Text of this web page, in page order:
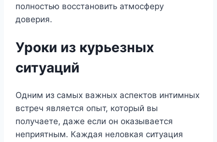
полностью восстановить атмосферу
доверия.
Уроки из курьезных
ситуаций
Одним из самых важных аспектов интимных
встреч является опыт, который вы
получаете, даже если он оказывается
неприятным. Каждая неловкая ситуация